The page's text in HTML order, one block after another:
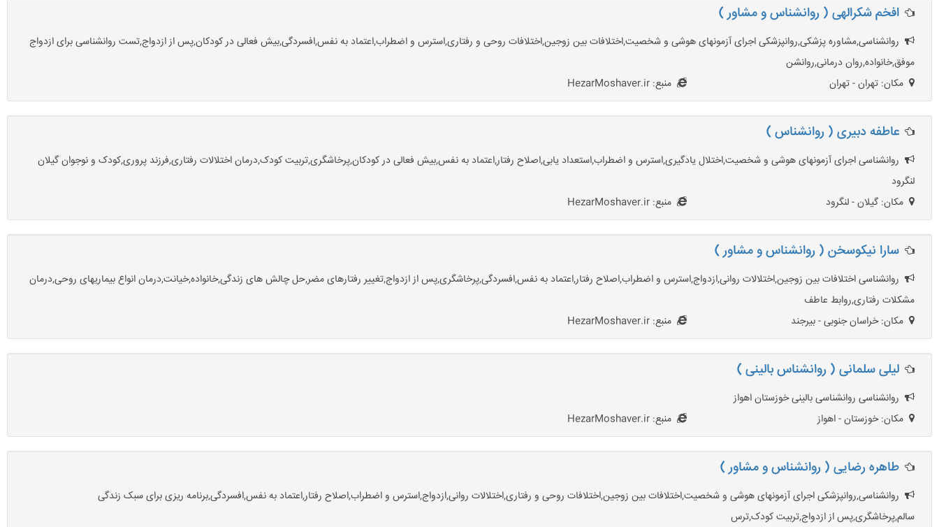
افخم شکرالهی ( روانشناس و مشاور )
روانشناسی,مشاوره پزشکی,روانپزشکی اجرای آزمونهای هوشی و شخصیت,اختلافات بین زوجین,اختلافات روحی و رفتاری,استرس و اضطراب,اعتماد به نفس,افسردگی,بیش فعالی در کودکان,پس از ازدواج,تست روانشناسی برای ازدواج
موفق,خانواده,روان درمانی,روانشن
مکان: تهران - تهران
منبع: HezarMoshaver.ir
عاطفه دبیری ( روانشناس )
روانشناسی اجرای آزمونهای هوشی و شخصیت,اختلال یادگیری,استرس و اضطراب,استعداد یابی,اصلاح رفتار,اعتماد به نفس,بیش فعالی در کودکان,پرخاشگری,تربیت کودک,درمان اختلالات رفتاری,فرزند پروری,کودک و نوجوان گیلان
لنگرود
مکان: گیلان - لنگرود
منبع: HezarMoshaver.ir
سارا نیکوسخن ( روانشناس و مشاور )
روانشناسی اختلافات بین زوجین,اختلالات روانی,ازدواج,استرس و اضطراب,اصلاح رفتار,اعتماد به نفس,افسردگی,پرخاشگری,پس از ازدواج,تغییر رفتارهای مضر,حل چالش های زندگی,خانواده,خیانت,درمان انواع بیماریهای روحی,درمان
مشکلات رفتاری,روابط عاطف
مکان: خراسان جنوبی - بیرجند
منبع: HezarMoshaver.ir
لیلی سلمانی ( روانشناس بالینی )
روانشناسی روانشناسی بالینی خوزستان اهواز
مکان: خوزستان - اهواز
منبع: HezarMoshaver.ir
طاهره رضایی ( روانشناس و مشاور )
روانشناسی,روانپزشکی اجرای آزمونهای هوشی و شخصیت,اختلافات بین زوجین,اختلافات روحی و رفتاری,اختلالات روانی,ازدواج,استرس و اضطراب,اصلاح رفتار,اعتماد به نفس,افسردگی,برنامه ریزی برای سبک زندگی
سالم,پرخاشگری,پس از ازدواج,تربیت کودک,ترس